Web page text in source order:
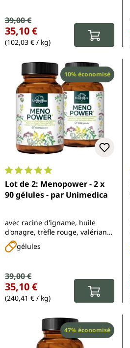
Prix de vente :
Prix régulier :
39,00 €
35,10 €
(102,03 € / kg)
Réduction
10% économisé
Note moyenne de 5 sur 5 étoiles
Lot de 2: Menopower - 2 x
90 gélules - par Unimedica
avec racine d'igname, huile
d'onagre, trèfle rouge, valériane,
fer, gattilier, acide folique,
vitamine B6 et B12
gélules
Prix de vente :
Prix régulier :
39,00 €
35,10 €
(240,41 € / kg)
Réduction
47% économisé